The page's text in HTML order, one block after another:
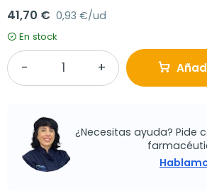
41,70 € 0,93 €/ud
En stock
¿Necesitas ayuda? Pide